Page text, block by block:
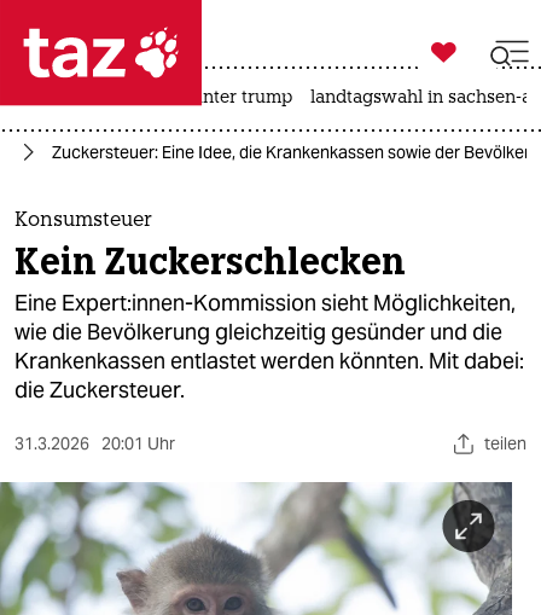
 taz zahl ich
taz zahl ich
themen
politik
öko
gesellschaft
kultur
sport
berlin
nord

taz zahl ich
usa unter trump landtagswahl in sachsen-
Zuckersteuer: Eine Idee, die Krankenkassen sowie der
Konsumsteuer
Kein Zuckerschlecken
Eine Expert:innen-Kommission sieht Möglichkeiten,
wie die Bevölkerung gleichzeitig gesünder und die
Krankenkassen entlastet werden könnten. Mit dabei:
die Zuckersteuer.
31.3.2026 20:01 Uhr teilen